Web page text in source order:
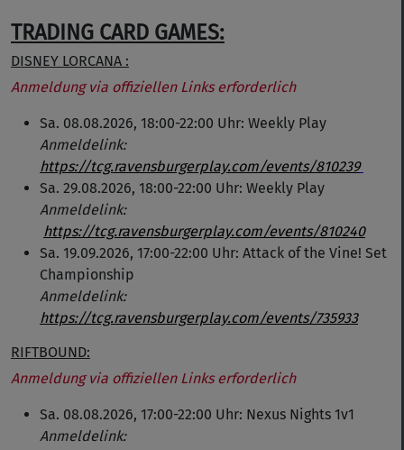
TRADING CARD GAMES:
DISNEY LORCANA :
Anmeldung via offiziellen Links erforderlich
Sa. 08.08.2026, 18:00-22:00 Uhr: Weekly Play
Anmeldelink:
https://tcg.ravensburgerplay.com/events/810239
Sa. 29.08.2026, 18:00-22:00 Uhr: Weekly Play
Anmeldelink:
https://tcg.ravensburgerplay.com/events/810240
Sa. 19.09.2026, 17:00-22:00 Uhr: Attack of the Vine! Set
Championship
Anmeldelink:
https://tcg.ravensburgerplay.com/events/735933
RIFTBOUND:
Anmeldung via offiziellen Links erforderlich
Sa. 08.08.2026, 17:00-22:00 Uhr: Nexus Nights 1v1
Anmeldelink: